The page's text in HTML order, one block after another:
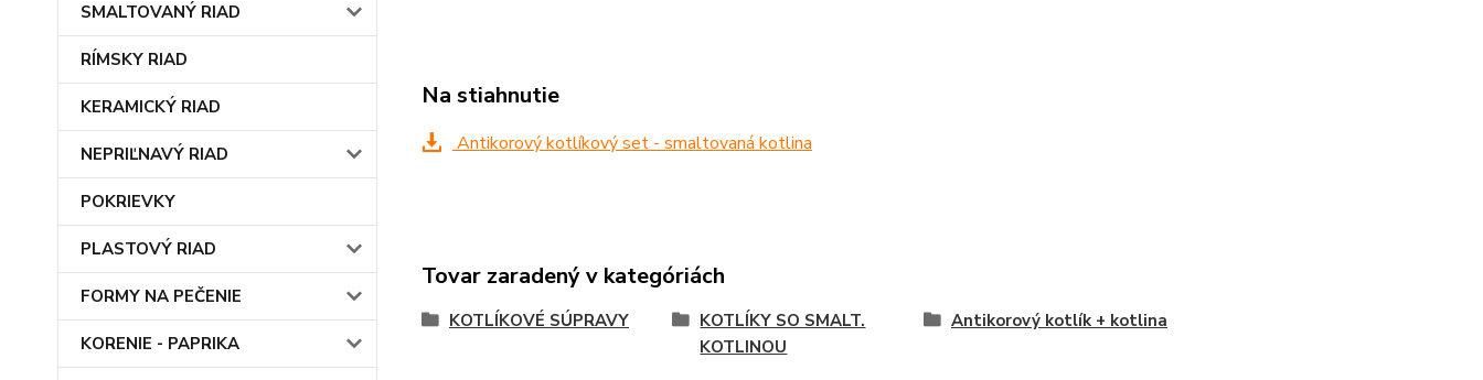
SMALTOVANÝ RIAD
RÍMSKY RIAD
KERAMICKÝ RIAD
NEPRIĽNAVÝ RIAD
POKRIEVKY
PLASTOVÝ RIAD
FORMY NA PEČENIE
KORENIE - PAPRIKA
Na stiahnutie
Antikorový kotlíkový set - smaltovaná kotlina
Tovar zaradený v kategóriách
KOTLÍKOVÉ SÚPRAVY
KOTLÍKY SO SMALT.
KOTLINOU
Antikorový kotlík + kotlina